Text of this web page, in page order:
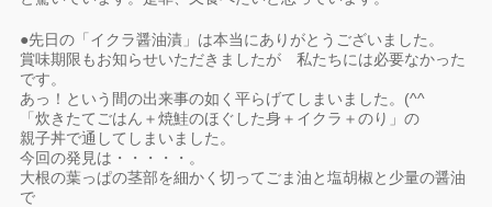
●先日の「イクラ醤油漬」は本当にありがとうございました。
賞味期限もお知らせいただきましたが 私たちには必要なかった
です。
あっ！という間の出来事の如く平らげてしまいました。(^^ゞ
「炊きたてごはん＋焼鮭のほぐした身＋イクラ＋のり」の
親子丼で通してしまいました。
今回の発見は・・・・・。
大根の葉っぱの茎部を細かく切ってごま油と塩胡椒と少量の醤油
で